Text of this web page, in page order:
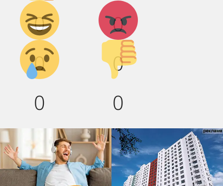
0 0
Дикий
смех!
0
Агрессия!
0
Грусть :(
0
Палец
вниз!
0